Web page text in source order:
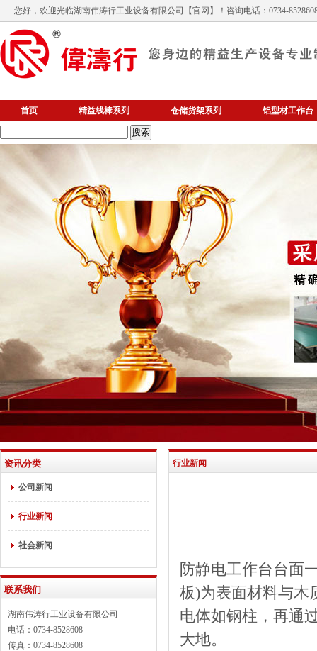
您好，欢迎光临湖南伟涛行工业设备有限公司 【官网】！咨询电话：0734-
首页 精益线棒系列 仓储货架系列 铝型材工作台
资讯分类
公司新闻
行业新闻
社会新闻
联系我们
湖南伟涛行工业设备有限公司
电话：0734-8528608
传真：0734-8528608
行业新闻
防静电工作台台面
板)为表面材料与木
电体如钢柱，再通
大地。